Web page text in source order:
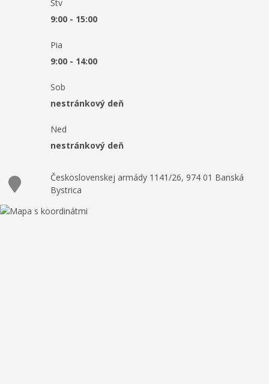
Štv
9:00 - 15:00
Pia
9:00 - 14:00
Sob
nestránkový deň
Ned
nestránkový deň
Československej armády 1141/26, 974 01 Banská
Bystrica